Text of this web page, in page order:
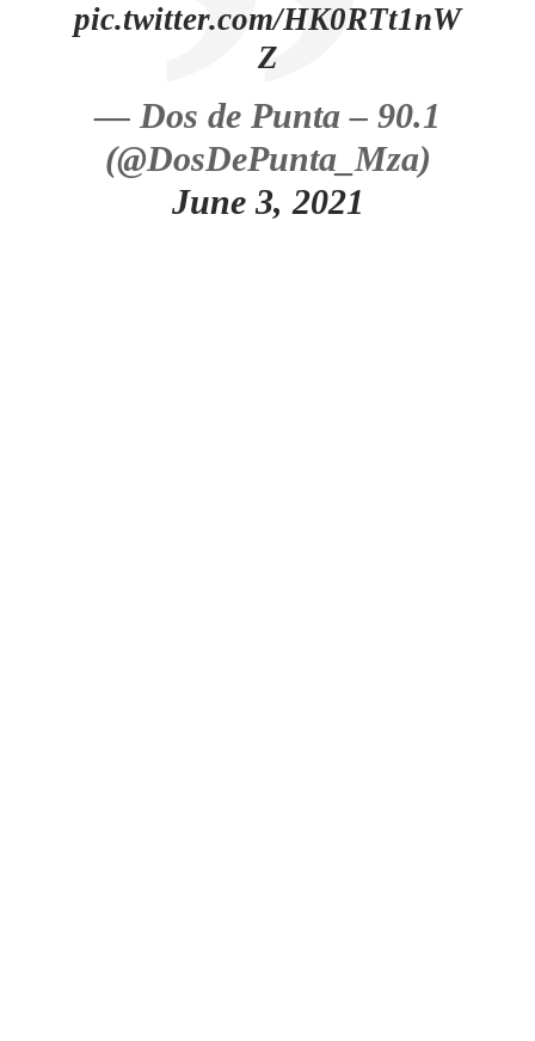
pic.twitter.com/HK0RTt1nW
Z
— Dos de Punta – 90.1
(@DosDePunta_Mza)
June 3, 2021